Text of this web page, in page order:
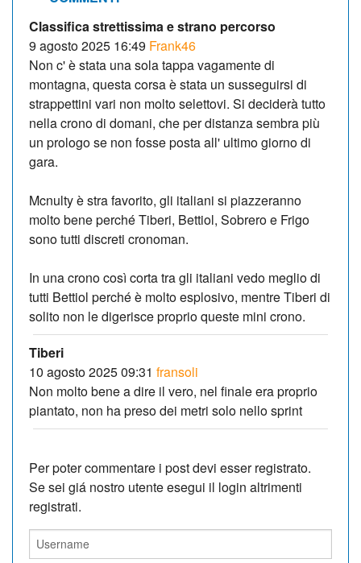
Classifica strettissima e strano percorso
9 agosto 2025 16:49 Frank46
Non c' è stata una sola tappa vagamente di
montagna, questa corsa è stata un susseguirsi di
strappettini vari non molto selettovi. Si deciderà tutto
nella crono di domani, che per distanza sembra più
un prologo se non fosse posta all' ultimo giorno di
gara.
Mcnulty è stra favorito, gli italiani si piazzeranno
molto bene perché Tiberi, Bettiol, Sobrero e Frigo
sono tutti discreti cronoman.
In una crono così corta tra gli italiani vedo meglio di
tutti Bettiol perché è molto esplosivo, mentre Tiberi di
solito non le digerisce proprio queste mini crono.
Tiberi
10 agosto 2025 09:31 fransoli
Non molto bene a dire il vero, nel finale era proprio
piantato, non ha preso dei metri solo nello sprint
Per poter commentare i post devi esser registrato.
Se sei giá nostro utente esegui il login altrimenti
registrati.